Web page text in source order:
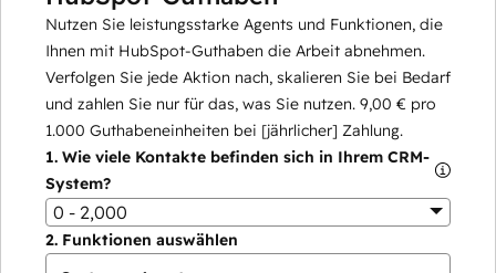
Nutzen Sie leistungsstarke Agents und Funktionen, die
Ihnen mit HubSpot-Guthaben die Arbeit abnehmen.
Verfolgen Sie jede Aktion nach, skalieren Sie bei Bedarf
und zahlen Sie nur für das, was Sie nutzen. 9,00 € pro
1.000 Guthabeneinheiten bei [jährlicher] Zahlung.
1. Wie viele Kontakte befinden sich in Ihrem CRM-
System?
0 - 2,000
2. Funktionen auswählen